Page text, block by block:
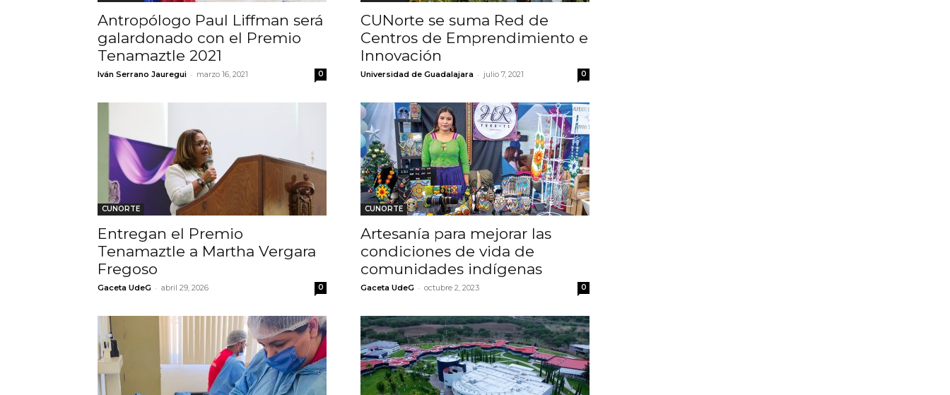
Antropólogo Paul Liffman será
galardonado con el Premio
Tenamaztle 2021
Iván Serrano Jauregui - marzo 16, 2021 0
CUNorte se suma Red de
Centros de Emprendimiento e
Innovación
Universidad de Guadalajara - julio 7, 2021 0
CUNORTE
Entregan el Premio
Tenamaztle a Martha Vergara
Fregoso
Gaceta UdeG - abril 29, 2026 0
CUNORTE
Artesanía para mejorar las
condiciones de vida de
comunidades indígenas
Gaceta UdeG - octubre 2, 2023 0